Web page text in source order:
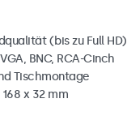
(bis zu Full HD)
BNC, RCA-Cinch
Tischmontage
x 32 mm